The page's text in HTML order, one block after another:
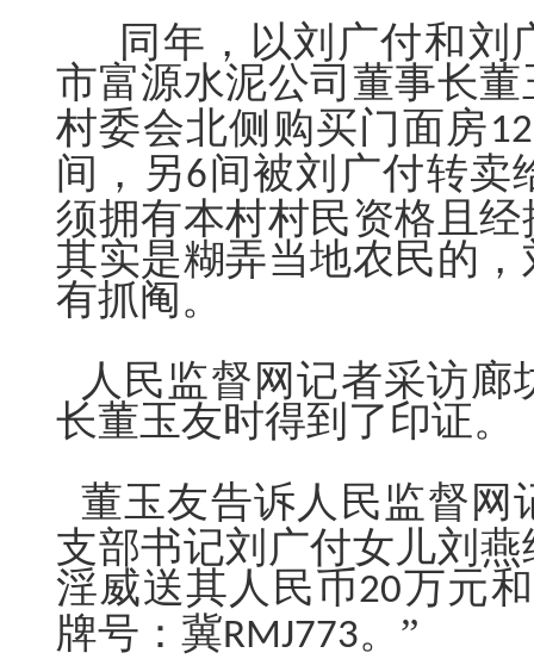
同年，以刘广付和刘
市富源水泥公司董事长董
村委会北侧购买门面房12
间，另6间被刘广付转卖
须拥有本村村民资格且
其实是糊弄当地农民的，
有抓阄。
人民监督网记者采访廊
长董玉友时得到了印证。
董玉友告诉人民监督网
支部书记刘广付女儿刘
淫威送其人民币20万元
牌号：冀RMJ773。 ”